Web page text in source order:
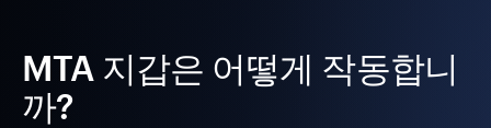
MTA 지갑은 어떻게 작동합니
까?